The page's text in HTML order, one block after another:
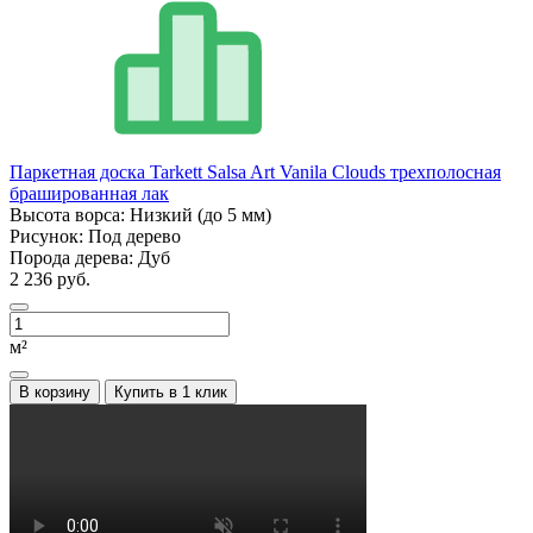
Паркетная доска Tarkett Salsa Art Vanila Clouds трехполосная
брашированная лак
Высота ворса: Низкий (до 5 мм)
Рисунок: Под дерево
Порода дерева: Дуб
2 236 руб.
м²
В корзину Купить в 1 клик